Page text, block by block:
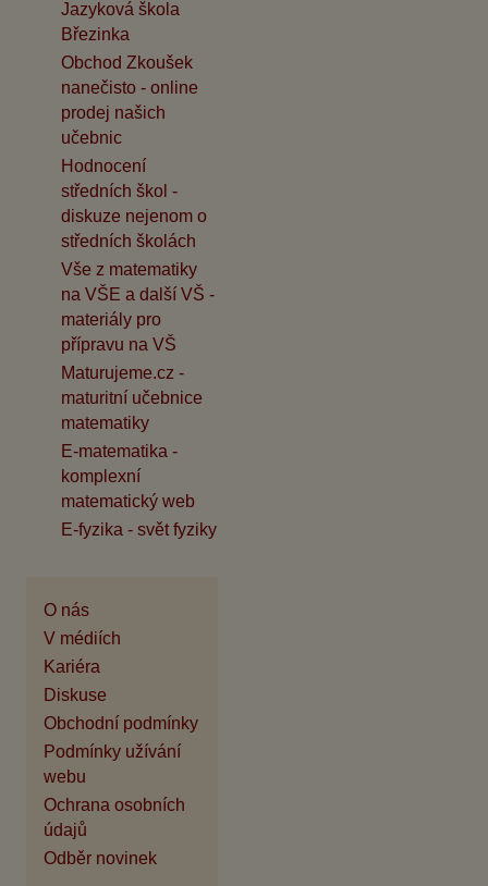
Jazyková škola
Březinka
Obchod Zkoušek
nanečisto - online
prodej našich
učebnic
Hodnocení
středních škol -
diskuze nejenom o
středních školách
Vše z matematiky
na VŠE a další VŠ -
materiály pro
přípravu na VŠ
Maturujeme.cz -
maturitní učebnice
matematiky
E-matematika -
komplexní
matematický web
E-fyzika - svět fyziky
O nás
V médiích
Kariéra
Diskuse
Obchodní podmínky
Podmínky užívání
webu
Ochrana osobních
údajů
Odběr novinek